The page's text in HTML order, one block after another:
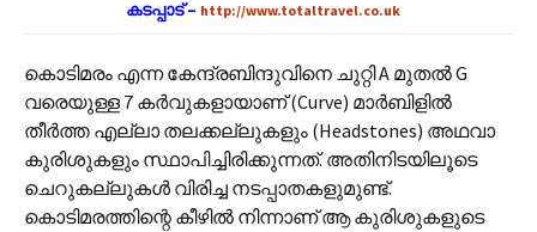
കടപ്പാട് – http://www.totaltravel.co.uk
കൊടിമരം എന്ന കേന്ദ്രബിന്ദുവിനെ ചുറ്റി A മുതല്‍ G
വരെയുള്ള 7 കര്‍വുകളായാണ് (Curve) മാര്‍ബിളില്‍
തീര്‍ത്ത എല്ലാ തലക്കല്ലുകളും (Headstones) അഥവാ
കുരിശുകളും സ്ഥാപിച്ചിരിക്കുന്നത്. അതിനിടയിലൂടെ
ചെറുകല്ലുകള്‍ വിരിച്ച നടപ്പാതകളുമുണ്ട്.
കൊടിമരത്തിന്റെ കീഴില്‍ നിന്നാണ് ആ കുരിശുകളുടെ‍